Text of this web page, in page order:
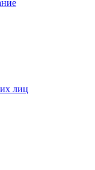
лиц